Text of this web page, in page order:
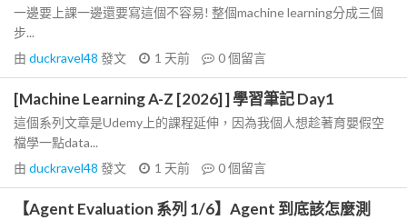
一邊要上課一邊還要寫這個不容易! 整個machine learning分成三個
步...
由 duckravel48 發文 1 天前 0個留言
[Machine Learning A-Z [2026] ] 學習筆記 Day1
這個系列文章是Udemy上的課程延伸，因為我個人想趁著育嬰假空
檔學一點data...
由 duckravel48 發文 1 天前 0個留言
【Agent Evaluation 系列 1/6】Agent 到底該怎麼測